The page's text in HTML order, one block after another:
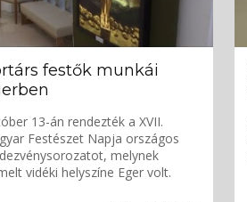
festők munkái
13-án rendezték a XVII.
Festészet Napja országos
melynek
vidéki helyszíne Eger volt.